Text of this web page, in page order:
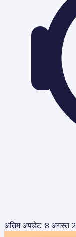
अंतिम अपडेट: 8 अगस्त